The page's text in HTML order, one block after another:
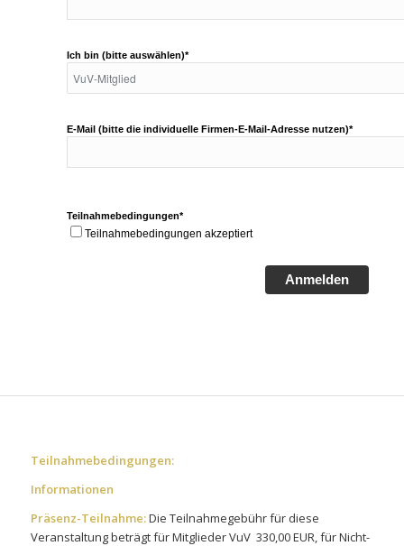
Ich bin (bitte auswählen)*
E-Mail (bitte die individuelle Firmen-E-Mail-Adresse nutzen)*
Teilnahmebedingungen*
Teilnahmebedingungen akzeptiert
Anmelden
Teilnahmebedingungen:
Informationen
Präsenz-Teilnahme:Die Teilnahmegebühr für diese
Veranstaltung beträgt für Mitglieder VuV 330,00 EUR, für Nicht-